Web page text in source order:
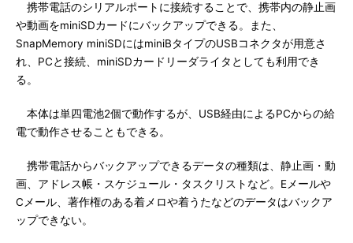
携帯電話のシリアルポートに接続することで、携帯内の静止画
や動画をminiSDカードにバックアップできる。また、
SnapMemory miniSDにはminiBタイプのUSBコネクタが用意さ
れ、PCと接続、miniSDカードリーダライタとしても利用でき
る。
本体は単四電池2個で動作するが、USB経由によるPCからの給
電で動作させることもできる。
携帯電話からバックアップできるデータの種類は、静止画・動
画、アドレス帳・スケジュール・タスクリストなど。Eメールや
Cメール、著作権のある着メロや着うたなどのデータはバックア
ップできない。